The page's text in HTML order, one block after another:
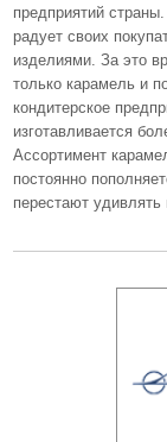
предприятий
радует своих
изделиями. За это
только карамель и
кондитерское
изготавливается
Ассортимент
постоянно
перестают